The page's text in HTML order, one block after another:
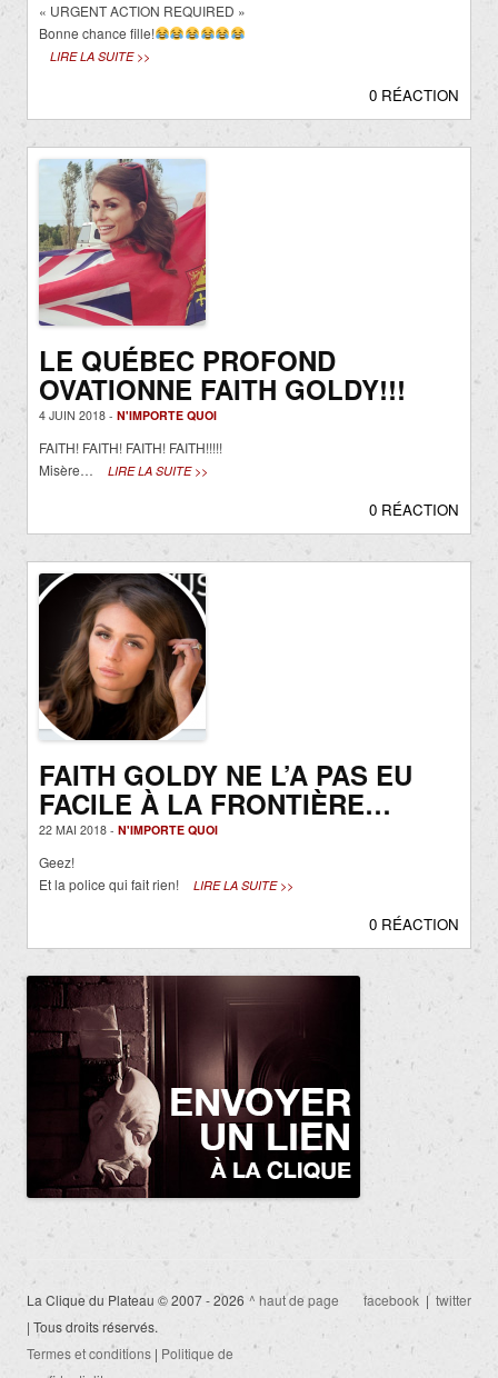
« URGENT ACTION REQUIRED »
Bonne chance fille!
LIRE LA SUITE >>
0 RÉACTION
LE QUÉBEC PROFOND
OVATIONNE FAITH GOLDY!!!
4 JUIN 2018 - N'IMPORTE QUOI
FAITH! FAITH! FAITH! FAITH!!!!!
Misère…
LIRE LA SUITE >>
0 RÉACTION
FAITH GOLDY NE L’A PAS EU
FACILE À LA FRONTIÈRE…
22 MAI 2018 - N'IMPORTE QUOI
Geez!
Et la police qui fait rien!
LIRE LA SUITE >>
0 RÉACTION
La Clique du Plateau © 2007 - 2026
| Tous droits réservés.
Termes et conditions | Politique de
^ haut de page facebook | twitter